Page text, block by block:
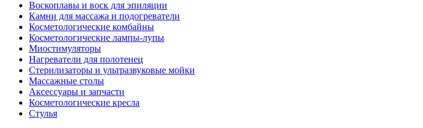
Воскоплавы и воск для эпиляции
Камни для массажа и подогреватели
Косметологические комбайны
Косметологические лампы-лупы
Миостимуляторы
Нагреватели для полотенец
Стерилизаторы и ультразвуковые мойки
Массажные столы
Аксессуары и запчасти
Косметологические кресла
Стулья